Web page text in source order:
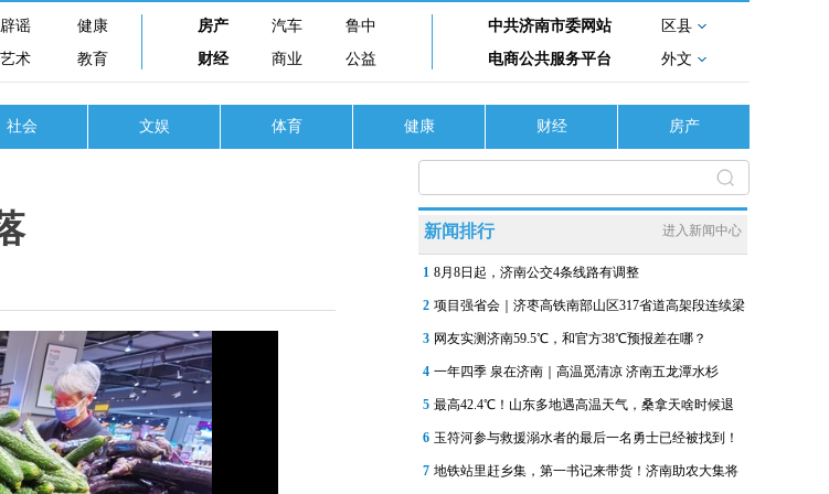
辟谣
健康
艺术 教育
房产 汽车
鲁中
财经
商业 公益
中共济南市委网站
区县
电商公共服务平台
外文
社会 文娱 体育 健康 财经 房产
新闻排行 进入新闻中心
1 8月8日起，济南公交4条线路有调整
2 项目强省会｜济枣高铁南部山区317省道高架段连续梁
3 网友实测济南59.5℃，和官方38℃预报差在哪？
4 一年四季 泉在济南｜高温觅清凉 济南五龙潭水杉
5 最高42.4℃！山东多地遇高温天气，桑拿天啥时候退
6 玉符河参与救援溺水者的最后一名勇士已经被找到！
7 地铁站里赶乡集，第一书记来带货！济南助农大集将